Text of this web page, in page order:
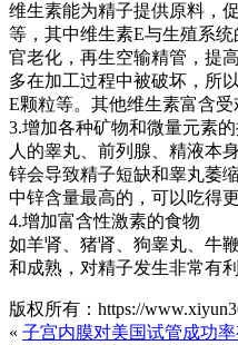
维生素能为精子提供原料，
等，其中维生素E与生殖系
官老化，再生空输精管，提
多在加工过程中被破坏，所
E颗粒等。其他维生素富含受
3.增加各种矿物和微量元素
人的睾丸、前列腺、精液本
锌会导致精子短缺和睾丸萎
中锌含量最高的，可以吃得更
4.增加富含性激素的食物
如羊肾、猪肾、狗睾丸、牛
和成熟，对精子发生非常有利
版权所有：https://
« 子宫内膜对美国试管成功率